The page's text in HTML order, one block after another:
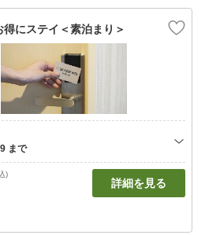
得にステイ＜素泊まり＞
)
詳細を見る